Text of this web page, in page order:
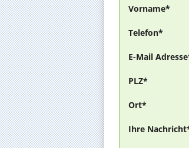
Vorname*
Telefon*
E-Mail
PLZ*
Ort*
Ihre